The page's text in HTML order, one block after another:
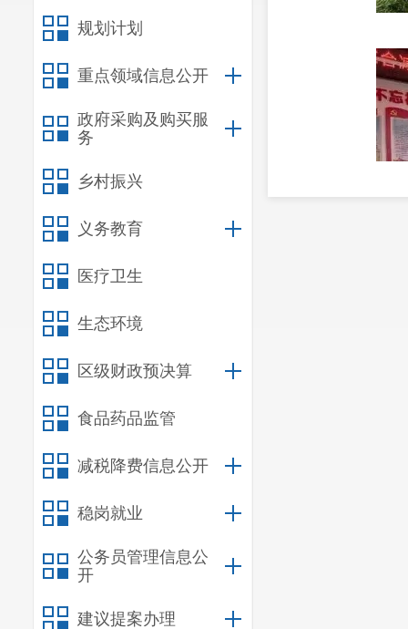
规划计划
重点领域信息公开
政府采购及购买服
务
乡村振兴
义务教育
医疗卫生
生态环境
区级财政预决算
食品药品监管
减税降费信息公开
稳岗就业
公务员管理信息公
开
建议提案办理